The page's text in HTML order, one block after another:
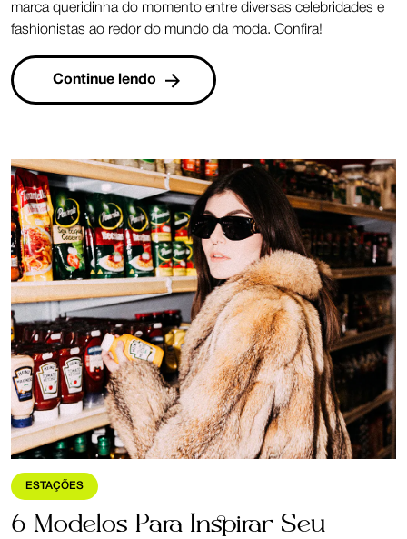
marca queridinha do momento entre diversas celebridades e
fashionistas ao redor do mundo da moda. Confira!
Continue lendo
ESTAÇÕES
6 Modelos Para Inspirar Seu